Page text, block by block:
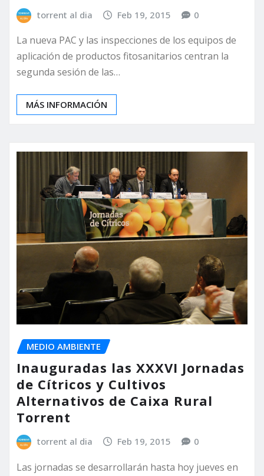
torrent al dia Feb 19, 2015 0
La nueva PAC y las inspecciones de los equipos de
aplicación de productos fitosanitarios centran la
segunda sesión de las…
MÁS INFORMACIÓN
MEDIO AMBIENTE
Inauguradas las XXXVI Jornadas
de Cítricos y Cultivos
Alternativos de Caixa Rural
Torrent
torrent al dia Feb 19, 2015 0
Las jornadas se desarrollarán hasta hoy jueves en